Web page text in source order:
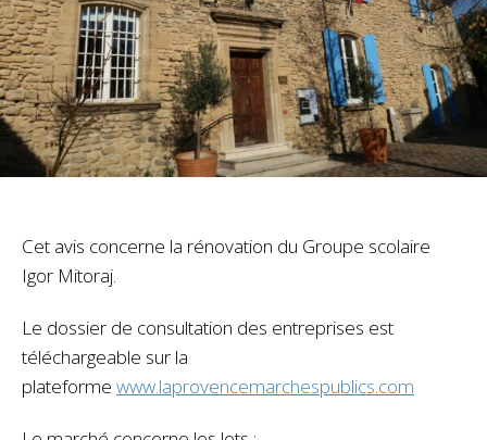
Cet avis concerne la rénovation du Groupe scolaire
Igor Mitoraj.
Le dossier de consultation des entreprises est
téléchargeable sur la
plateforme www.laprovencemarchespublics.com